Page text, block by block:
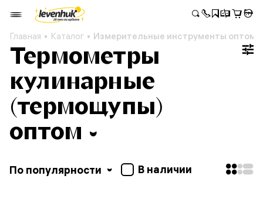
Главная Каталог Измерительные инструменты оптом
Термометры
кулинарные
(термощупы)
оптом
По популярности В наличии